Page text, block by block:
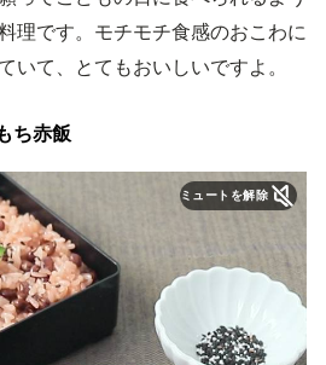
理です。モチモチ食感のおこわに
いて、とてもおいしいですよ。
ち赤飯
ミュートを解除